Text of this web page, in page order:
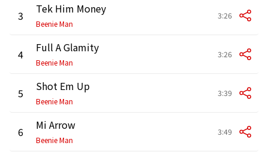
3 Tek Him Money
Beenie Man
3:26
4 Full A Glamity
Beenie Man
3:26
5 Shot Em Up
Beenie Man
3:39
6 Mi Arrow
Beenie Man
3:49